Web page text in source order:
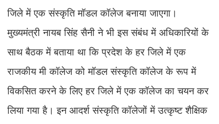
जिले में एक संस्कृति मॉडल कॉलेज बनाया जाएगा।
मुख्यमंत्री नायब सिंह सैनी ने भी इस संबंध में अधिकारियों के
साथ बैठक में बताया था कि प्रदेश के हर जिले में एक
राजकीय मी कॉलेज को मॉडल संस्कृति कॉलेज के रूप में
विकसित करने के लिए हर जिले में एक कॉलेज का चयन कर
लिया गया है। इन आदर्श संस्कृति कॉलेजों में उत्कृष्ट शैक्षिक